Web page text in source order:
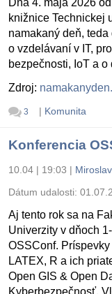
Dňa 4. mája 2026
knižnice Technickej
namakaný deň,
o vzdelávaní v IT,
bezpečnosti, IoT a
Zdroj:
3 | Komunita
Konferencia
10.04 | 19:03 |
Dátum udalosti:
Aj tento rok sa na
Univerzity v dňoch
OSSConf.
LATEX, R a ich
Open GIS & Open